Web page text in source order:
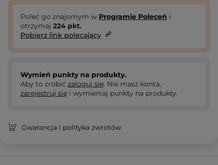
Poleć go znajomym w Programie Poleceń i
otrzymaj 224 pkt.
Pobierz link polecający
Wymień punkty na produkty.
Aby to zrobić zaloguj się. Nie masz konta,
zarejestruj się i wymieniaj punkty na produkty.
Gwarancja i polityka zwrotów